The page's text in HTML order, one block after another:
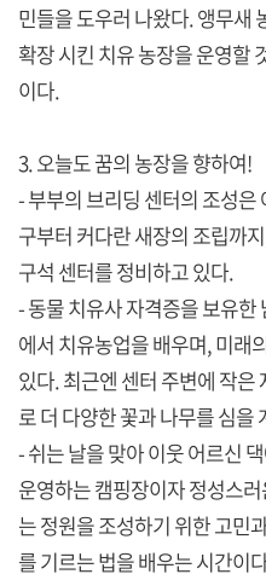
민들을 도우러 나왔다. 앵무새
확장 시킨 치유 농장을 운영할
이다.
3. 오늘도 꿈의 농장을 향하여!
- 부부의 브리딩 센터의 조성은
구부터 커다란 새장의 조립까
구석 센터를 정비하고 있다.
- 동물 치유사 자격증을 보유
에서 치유농업을 배우며, 미래
있다. 최근엔 센터 주변에 작
로 더 다양한 꽃과 나무를 심을
- 쉬는 날을 맞아 이웃 어르신
운영하는 캠핑장이자 정성스
는 정원을 조성하기 위한 고민
를 기르는 법을 배우는 시간이